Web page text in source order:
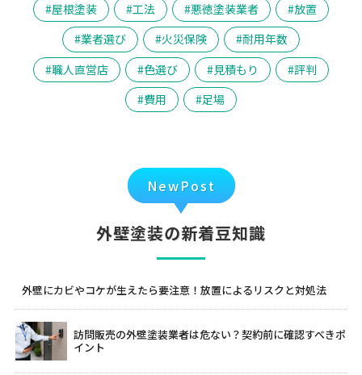
屋根塗装
工法 悪徳塗装業者
放置
業者選び
火災保険
耐用年数
職人直営店
色選び 見積もり
評判
費用
足場
NewPost
外壁塗装の新着豆知識
外壁にカビやコケが生えたら要注意！放置によるリスクと対処法
訪問販売の外壁塗装業者は危ない？契約前に確認すべきポ
イント